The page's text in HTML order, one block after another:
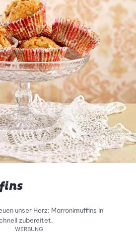
unser Herz: Marronimuffins in
zubereitet.
WERBUNG